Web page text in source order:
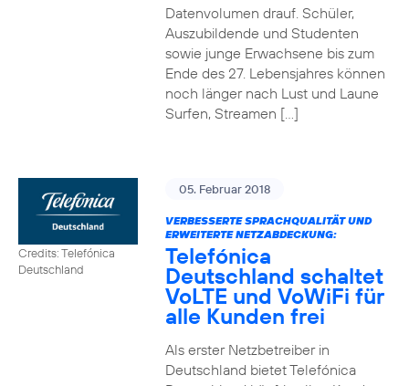
Datenvolumen drauf. Schüler,
Auszubildende und Studenten
sowie junge Erwachsene bis zum
Ende des 27. Lebensjahres können
noch länger nach Lust und Laune
Surfen, Streamen […]
Credits: Telefónica
Deutschland
05. Februar 2018
VERBESSERTE SPRACHQUALITÄT UND
ERWEITERTE NETZABDECKUNG:
Telefónica
Deutschland schaltet
VoLTE und VoWiFi für
alle Kunden frei
Als erster Netzbetreiber in
Deutschland bietet Telefónica